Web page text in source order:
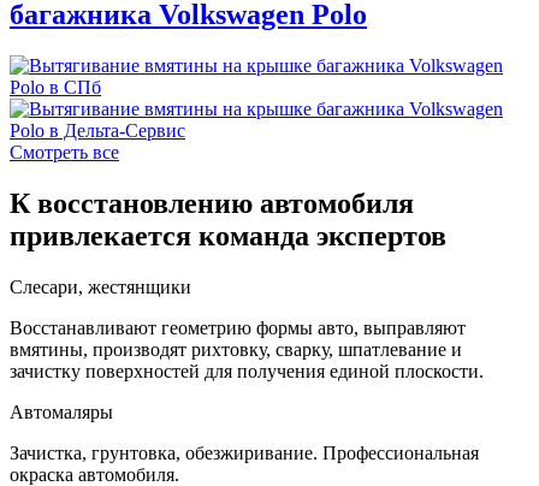
багажника Volkswagen Polo
Смотреть все
К восстановлению автомобиля
привлекается команда экспертов
Слесари, жестянщики
Восстанавливают геометрию формы авто, выправляют
вмятины, производят рихтовку, сварку, шпатлевание и
зачистку поверхностей для получения единой плоскости.
Автомаляры
Зачистка, грунтовка, обезжиривание. Профессиональная
окраска автомобиля.